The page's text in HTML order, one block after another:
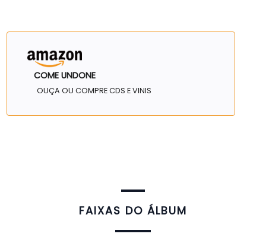
COME UNDONE
OUÇA OU COMPRE CDS E VINIS
FAIXAS DO ÁLBUM